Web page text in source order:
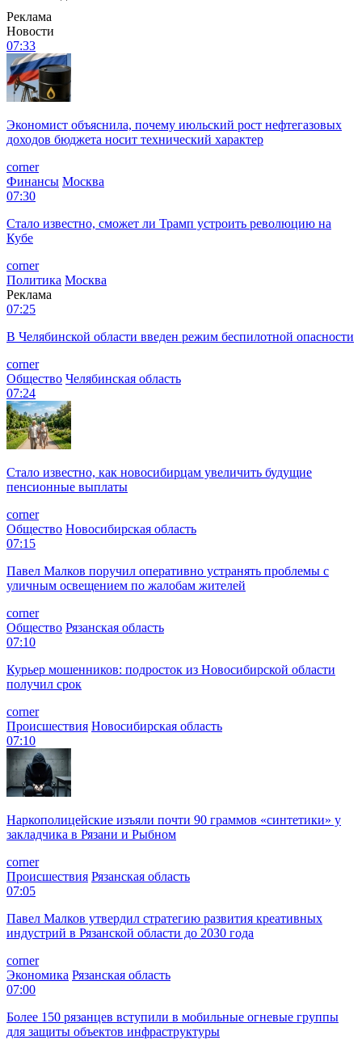
Реклама
Новости
07:33
Экономист объяснила, почему июльский рост нефтегазовых
доходов бюджета носит технический характер
corner
Финансы Москва
07:30
Стало известно, сможет ли Трамп устроить революцию на
Кубе
corner
Политика Москва
Реклама
07:25
В Челябинской области введен режим беспилотной опасности
corner
Общество Челябинская область
07:24
Стало известно, как новосибирцам увеличить будущие
пенсионные выплаты
corner
Общество Новосибирская область
07:15
Павел Малков поручил оперативно устранять проблемы с
уличным освещением по жалобам жителей
corner
Общество Рязанская область
07:10
Курьер мошенников: подросток из Новосибирской области
получил срок
corner
Происшествия Новосибирская область
07:10
Наркополицейские изъяли почти 90 граммов «синтетики» у
закладчика в Рязани и Рыбном
corner
Происшествия Рязанская область
07:05
Павел Малков утвердил стратегию развития креативных
индустрий в Рязанской области до 2030 года
corner
Экономика Рязанская область
07:00
Более 150 рязанцев вступили в мобильные огневые группы
для защиты объектов инфраструктуры